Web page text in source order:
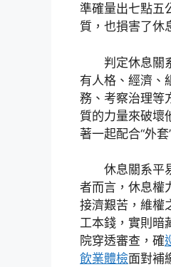
準確量出七點五
質，也損害了休
判定休息關
有人格、經濟、
務、考察治理等
質的力量來破壞
著一起配合“外
休息關系平
者而言，休息權
接濟艱苦，維權
工本錢，實則暗
院穿透審查，確
飲業體檢面對補